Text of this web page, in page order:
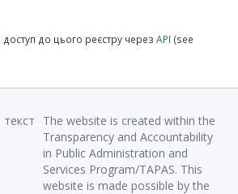
до цього реєстру через API (see
The website is created within the
Transparency and Accountability
in Public Administration and
Services Program/TAPAS. This
website is made possible by the